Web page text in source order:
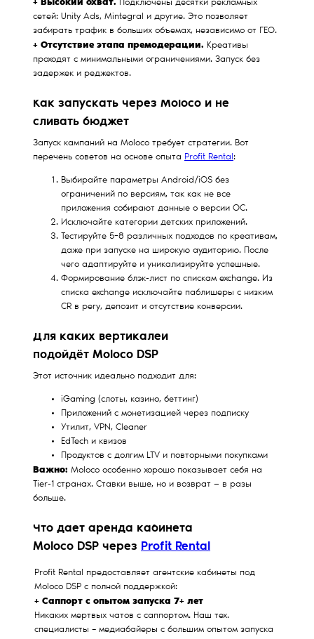
+ Высокий охват. Подключены десятки рекламных
сетей: Unity Ads, Mintegral и другие. Это позволяет
забирать трафик в больших объемах, независимо от ГЕО.
+ Отсутствие этапа премодерации. Креативы
проходят с минимальными ограничениями. Запуск без
задержек и реджектов.
Как запускать через Moloco и не
сливать бюджет
Запуск кампаний на Moloco требует стратегии. Вот
перечень советов на основе опыта Profit Rental:
Выбирайте параметры Android/iOS без
ограничений по версиям, так как не все
приложения собирают данные о версии ОС.
Исключайте категории детских приложений.
Тестируйте 5−8 различных подходов по креативам,
даже при запуске на широкую аудиторию. После
чего адаптируйте и уникализируйте успешные.
Формирование блэк-лист по спискам exchange. Из
списка exchange исключайте паблишеры с низким
CR в регу, депозит и отсутствие конверсии.
Для каких вертикалей
подойдёт Moloco DSP
Этот источник идеально подходит для:
iGaming (слоты, казино, беттинг)
Приложений с монетизацией через подписку
Утилит, VPN, Cleaner
EdTech и квизов
Продуктов с долгим LTV и повторными покупками
Важно: Moloco особенно хорошо показывает себя на
Tier-1 странах. Ставки выше, но и возврат — в разы
больше.
Что даёт аренда кабинета
Moloco DSP через Profit Rental
Profit Rental предоставляет агентские кабинеты под
Moloco DSP с полной поддержкой:
+ Саппорт с опытом запуска 7+ лет
Никаких мертвых чатов с саппортом. Наш тех.
специалисты – медиабайеры с большим опытом запуска